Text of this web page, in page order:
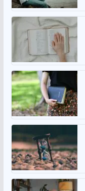
p
p
o
o
k